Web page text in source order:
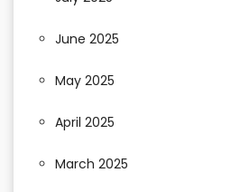
June 2025
May 2025
April 2025
March 2025